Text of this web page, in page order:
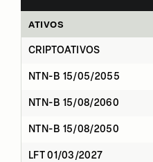
ATIVOS
CRIPTOATIVOS
NTN-B 15/05/2055
NTN-B 15/08/2060
NTN-B 15/08/2050
LFT 01/03/2027